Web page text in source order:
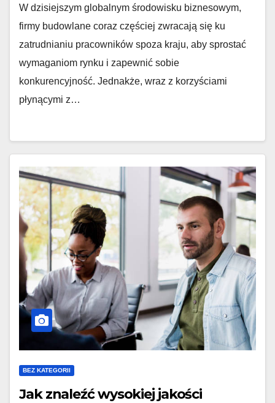
W dzisiejszym globalnym środowisku biznesowym,
firmy budowlane coraz częściej zwracają się ku
zatrudnianiu pracowników spoza kraju, aby sprostać
wymaganiom rynku i zapewnić sobie
konkurencyjność. Jednakże, wraz z korzyściami
płynącymi z…
BEZ KATEGORII
Jak znaleźć wysokiej jakości